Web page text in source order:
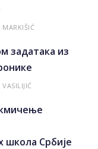
MARKIŠIĆ
задатака из
школа Србије